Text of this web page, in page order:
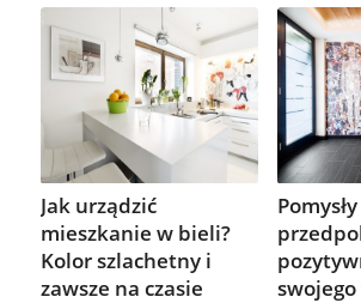
Jak urządzić
mieszkanie w bieli?
Kolor szlachetny i
zawsze na czasie